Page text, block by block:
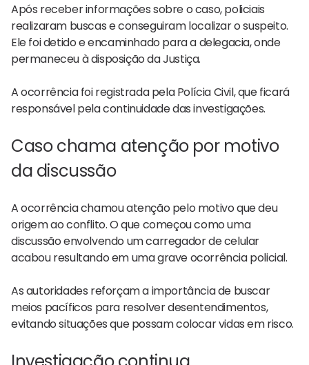
Após receber informações sobre o caso, policiais
realizaram buscas e conseguiram localizar o suspeito.
Ele foi detido e encaminhado para a delegacia, onde
permaneceu à disposição da Justiça.
A ocorrência foi registrada pela Polícia Civil, que ficará
responsável pela continuidade das investigações.
Caso chama atenção por motivo
da discussão
A ocorrência chamou atenção pelo motivo que deu
origem ao conflito. O que começou como uma
discussão envolvendo um carregador de celular
acabou resultando em uma grave ocorrência policial.
As autoridades reforçam a importância de buscar
meios pacíficos para resolver desentendimentos,
evitando situações que possam colocar vidas em risco.